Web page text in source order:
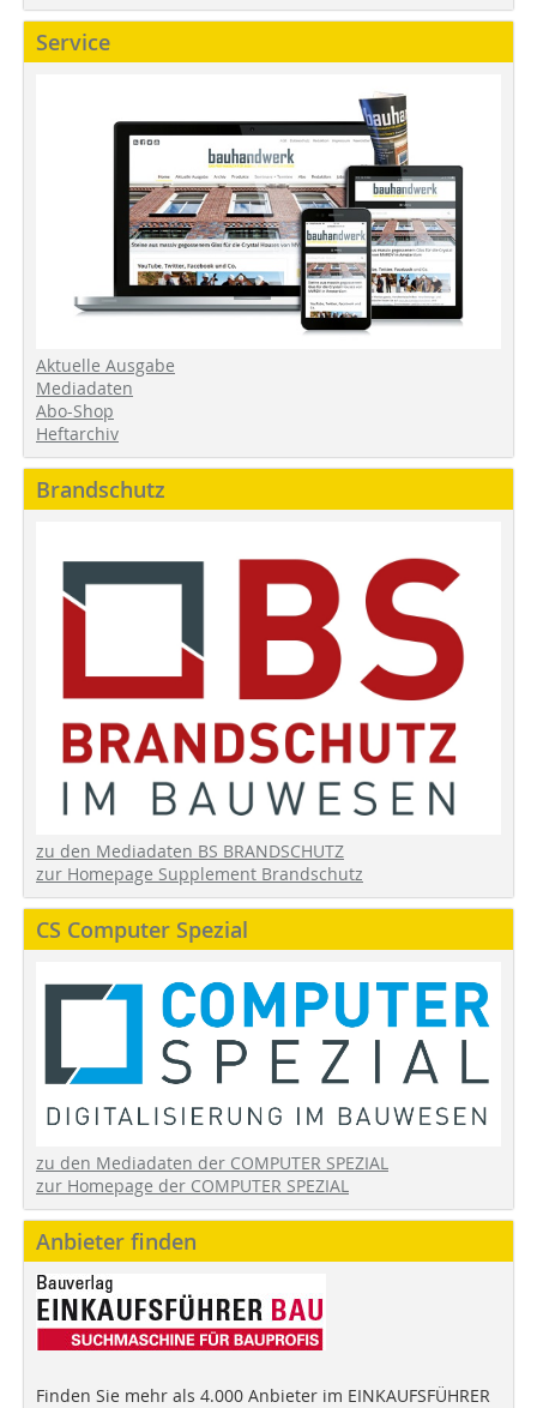
Service
Aktuelle Ausgabe
Mediadaten
Abo-Shop
Heftarchiv
Brandschutz
zu den Mediadaten BS BRANDSCHUTZ
zur Homepage Supplement Brandschutz
CS Computer Spezial
zu den Mediadaten der COMPUTER SPEZIAL
zur Homepage der COMPUTER SPEZIAL
Anbieter finden
Finden Sie mehr als 4.000 Anbieter im EINKAUFSFÜHRER